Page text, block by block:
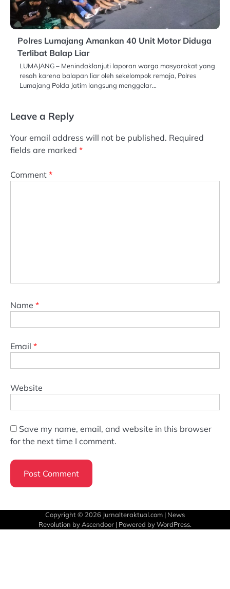
Polres Lumajang Amankan 40 Unit Motor Diduga
Terlibat Balap Liar
LUMAJANG – Menindaklanjuti laporan warga masyarakat yang
resah karena balapan liar oleh sekelompok remaja, Polres
Lumajang Polda Jatim langsung menggelar…
Leave a Reply
Your email address will not be published. Required
fields are marked *
Comment *
Name *
Email *
Website
Save my name, email, and website in this browser
for the next time I comment.
Copyright © 2026 Jurnalteraktual.com | News
Revolution by Ascendoor | Powered byWordPress.